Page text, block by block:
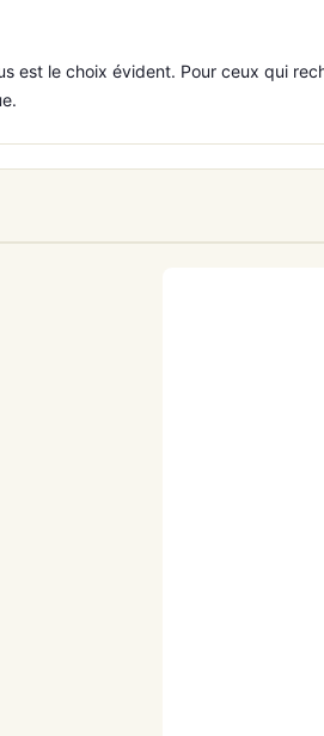
est le choix évident. Pour ceux qui